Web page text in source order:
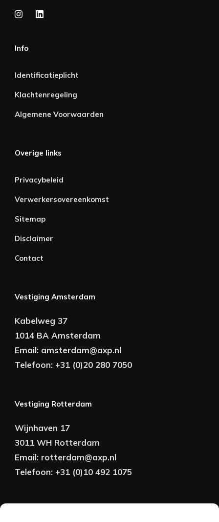
Info
Identificatieplicht
Klachtenregeling
Algemene Voorwaarden
Overige links
Privacybeleid
Verwerkersovereenkomst
Sitemap
Disclaimer
Contact
Vestiging Amsterdam
Kabelweg 37
1014 BA Amsterdam
Email: amsterdam@axp.nl
Telefoon: +31 (0)20 280 7050
Vestiging Rotterdam
Wijnhaven 17
3011 WH Rotterdam
Email: rotterdam@axp.nl
Telefoon: +31 (0)10 492 1075